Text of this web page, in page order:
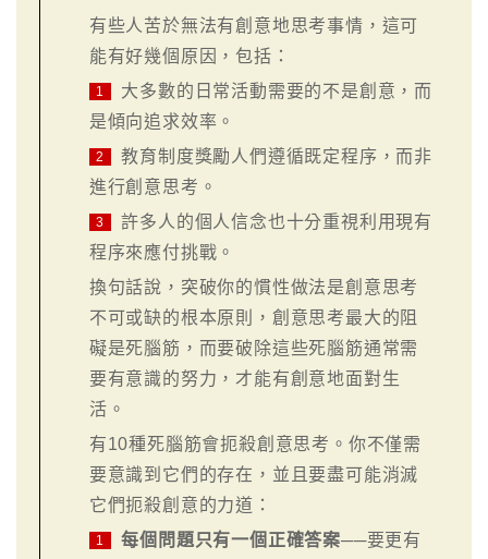
有些人苦於無法有創意地思考事情，這可
能有好幾個原因，包括：
1
大多數的日常活動需要的不是創意，而
是傾向追求效率。
2
教育制度獎勵人們遵循既定程序，而非
進行創意思考。
3
許多人的個人信念也十分重視利用現有
程序來應付挑戰。
換句話說，突破你的慣性做法是創意思考
不可或缺的根本原則，創意思考最大的阻
礙是死腦筋，而要破除這些死腦筋通常需
要有意識的努力，才能有創意地面對生
活。
有10種死腦筋會扼殺創意思考。你不僅需
要意識到它們的存在，並且要盡可能消滅
它們扼殺創意的力道：
1 每個問題只有一個正確答案──要更有